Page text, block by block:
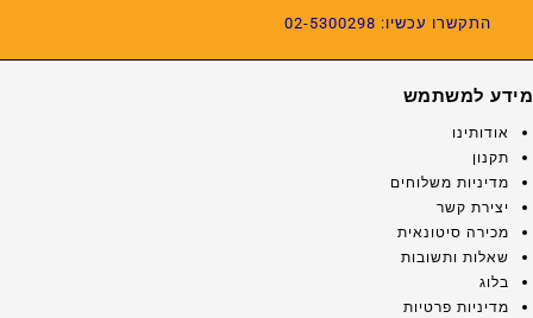
התקשרו עכשיו: 02-5300298
מידע למשתמש
אודותינו
תקנון
מדיניות משלוחים
יצירת קשר
מכירה סיטונאית
שאלות ותשובות
בלוג
מדיניות פרטיות